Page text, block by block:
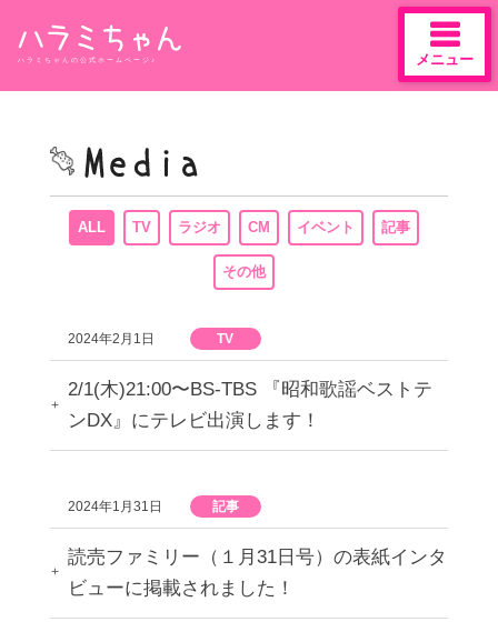
content
ハラミちゃんの公式ホームページ♪ メニュー
ALL TV ラジオ CM イベント 記事
その他
2024年2月1日 TV
2/1(木)21:00〜BS-TBS 『昭和歌謡ベストテ
ンDX』にテレビ出演します！
2024年1月31日 記事
読売ファミリー（１月31日号）の表紙インタ
ビューに掲載されました！